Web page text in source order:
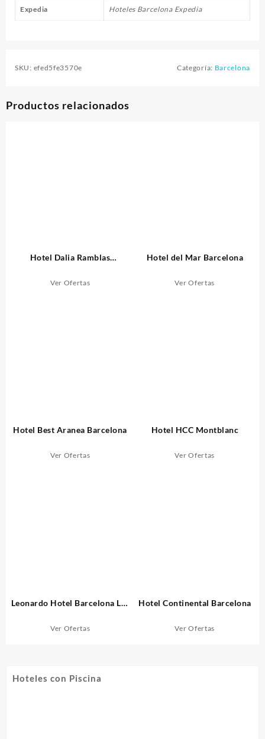
Expedia Hoteles Barcelona Expedia
SKU: efed5fe3570e Categoría: Barcelona
Productos relacionados
Hotel Dalia Ramblas
Ver Ofertas
Hotel del Mar Barcelona
Ver Ofertas
Hotel Best Aranea Barcelona
Ver Ofertas
Hotel HCC Montblanc
Ver Ofertas
Leonardo Hotel Barcelona Las
Ver Ofertas
Hotel Continental Barcelona
Ver Ofertas
Hoteles con Piscina